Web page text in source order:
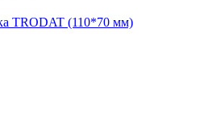
TRODAT (110*70 мм)